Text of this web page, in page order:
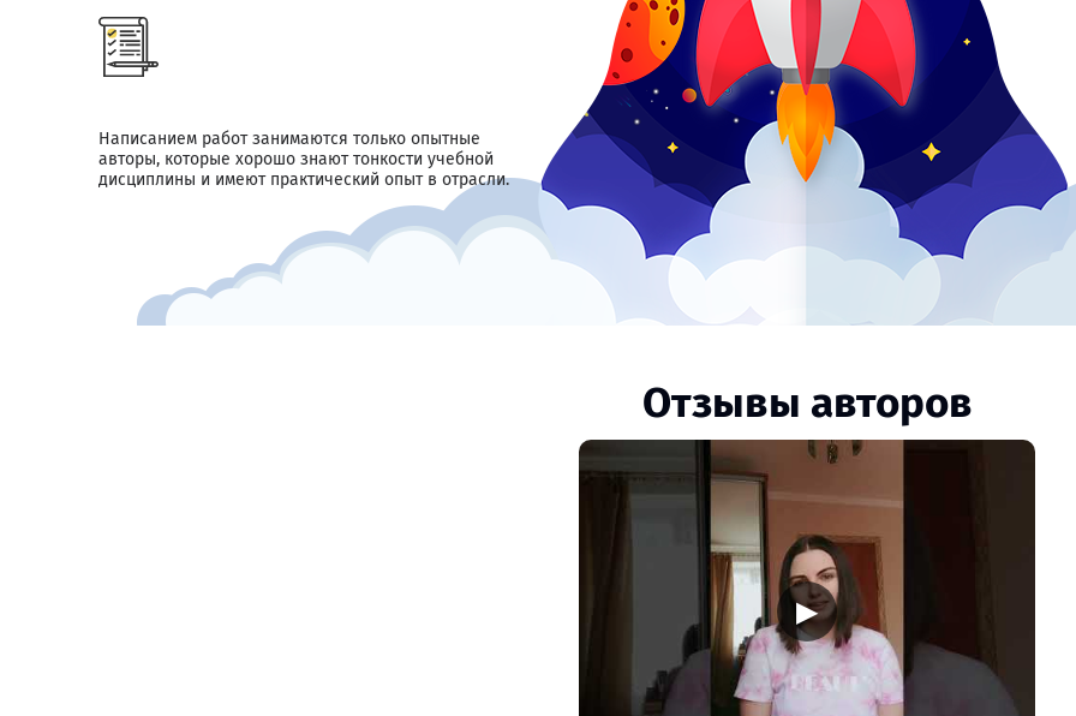
Написанием работ занимаются только опытные
авторы, которые хорошо знают тонкости учебной
дисциплины и имеют практический опыт в отрасли.
Отзывы авторов
▶